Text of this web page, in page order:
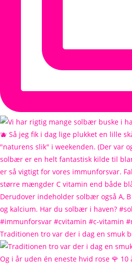
Traditionen tro var der i dag en smuk